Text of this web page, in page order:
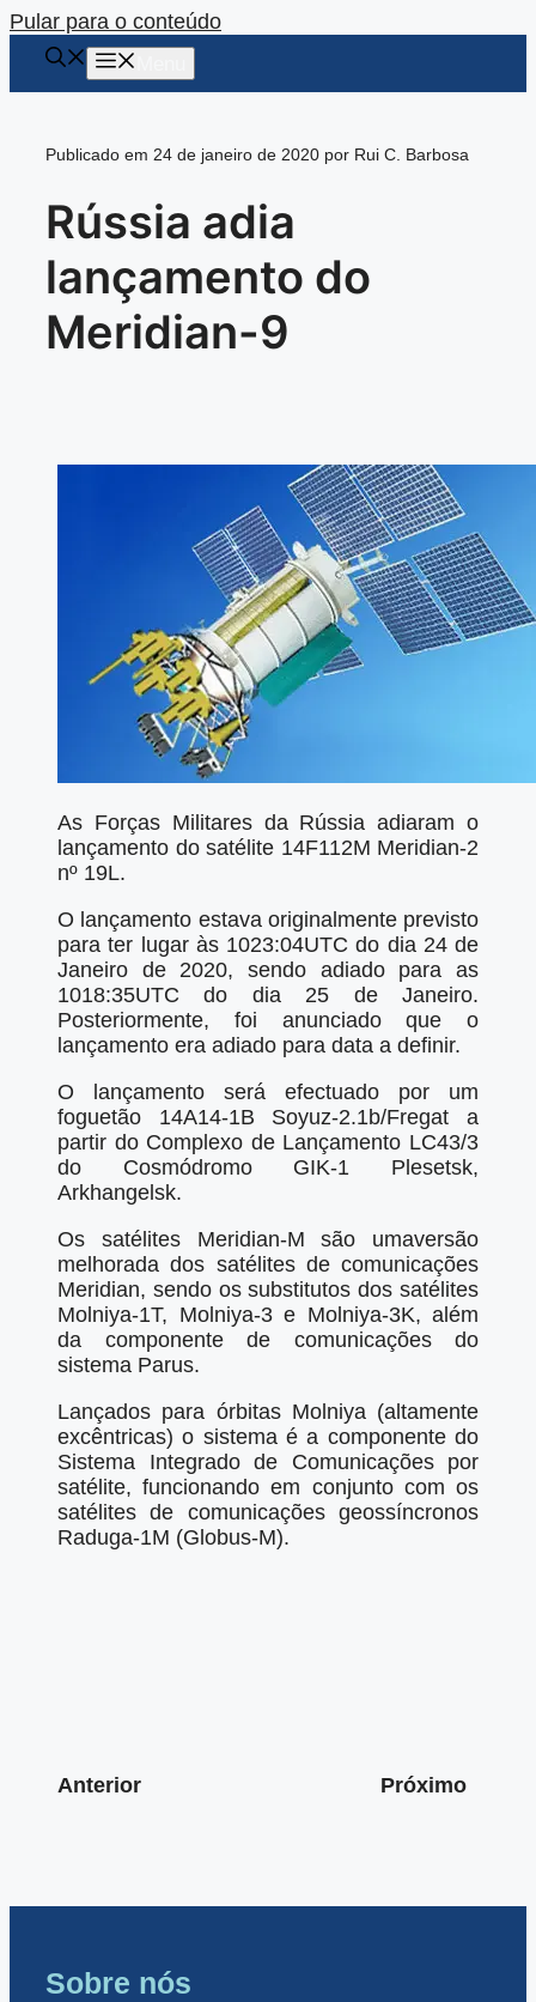
Pular para o conteúdo
Publicado em 24 de janeiro de 2020 por Rui C. Barbosa
Rússia adia
lançamento do
Meridian-9
As Forças Militares da Rússia adiaram o
lançamento do satélite 14F112M Meridian-2
nº 19L.
O lançamento estava originalmente previsto
para ter lugar às 1023:04UTC do dia 24 de
Janeiro de 2020, sendo adiado para as
1018:35UTC do dia 25 de Janeiro.
Posteriormente, foi anunciado que o
lançamento era adiado para data a definir.
O lançamento será efectuado por um
foguetão 14A14-1B Soyuz-2.1b/Fregat a
partir do Complexo de Lançamento LC43/3
do Cosmódromo GIK-1 Plesetsk,
Arkhangelsk.
Os satélites Meridian-M são umaversão
melhorada dos satélites de comunicações
Meridian, sendo os substitutos dos satélites
Molniya-1T, Molniya-3 e Molniya-3K, além
da componente de comunicações do
sistema Parus.
Lançados para órbitas Molniya (altamente
excêntricas) o sistema é a componente do
Sistema Integrado de Comunicações por
satélite, funcionando em conjunto com os
satélites de comunicações geossíncronos
Raduga-1M (Globus-M).
Anterior Próximo
Sobre nós